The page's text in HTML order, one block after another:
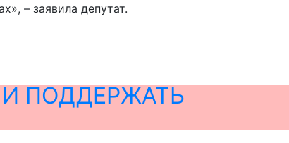
– заявила депутат.
ПОДДЕРЖАТЬ